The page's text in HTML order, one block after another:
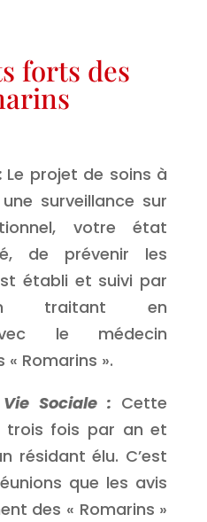
forts des
Le projet de soins à
surveillance sur
votre état
de prévenir les
établi et suivi par
traitant en
le médecin
Romarins ».
Sociale : Cette
trois fois par an et
résidant élu. C’est
que les avis
des « Romarins »